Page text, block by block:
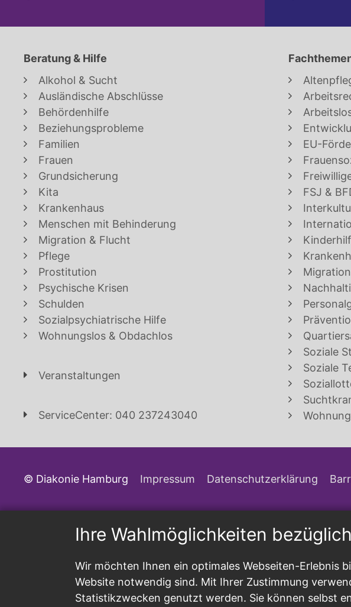
Ihre Wahlmöglichkeiten
Wir möchten Ihnen ein optimales Webseiten-Erlebnis
Website notwendig sind. Mit Ihrer Zustimmung
Statistikzwecken genutzt werden. Sie können selbst
Beratung & Hilfe
Alkohol & Sucht
Ausländische Abschlüsse
Behördenhilfe
Beziehungsprobleme
Familien
Frauen
Grundsicherung
Kita
Krankenhaus
Menschen mit Behinderung
Migration & Flucht
Pflege
Prostitution
Psychische Krisen
Schulden
Sozialpsychiatrische Hilfe
Wohnungslos & Obdachlos
Veranstaltungen
ServiceCenter: 040 237243040
EU-
FSJ &
Soziale
Soziale
© Diakonie Hamburg Impressum Datenschutzerklärung